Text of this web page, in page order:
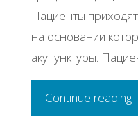
Пациенты
на основании
акупунктуры.
Continue reading